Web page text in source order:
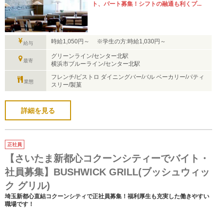
ト、パート募集！シフトの融通も利くプ...
給与 時給1,050円～ ※学生の方:時給1,030円～
最寄
グリーンライン/センター北駅
横浜市ブルーライン/センター北駅
業態
フレンチ/ビストロ ダイニングバー/バル ベーカリー/パティ
スリー/製菓
詳細を見る
正社員
【さいたま新都心コクーンシティーでバイト・
社員募集】BUSHWICK GRILL(ブッシュウィッ
ク グリル)
埼玉新都心直結コクーンシティで正社員募集！福利厚生も充実した働きやすい
職場です！